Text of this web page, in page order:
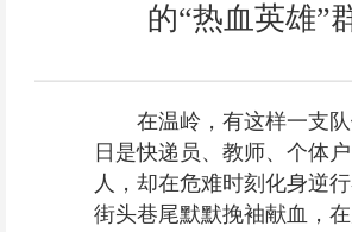
的“热血英雄”
在温岭，有这样一支
日是快递员、教师、个体
人，却在危难时刻化身逆
街头巷尾默默挽袖献血，